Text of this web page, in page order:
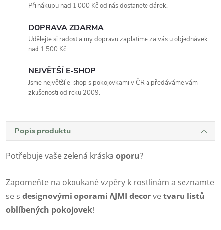
Při nákupu nad 1 000 Kč od nás dostanete dárek.
DOPRAVA ZDARMA
Udělejte si radost a my dopravu zaplatíme za vás u objednávek
nad 1 500 Kč.
NEJVĚTŠÍ E-SHOP
Jsme největší e-shop s pokojovkami v ČR a předáváme vám
zkušenosti od roku 2009.
Popis produktu
Potřebuje vaše zelená kráska oporu?
Zapomeňte na okoukané vzpěry k rostlinám a seznamte
se s designovými oporami AJMI decorvetvaru listů
oblíbených pokojovek!